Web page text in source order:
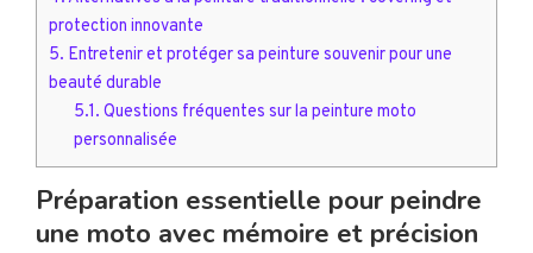
protection innovante
5. Entretenir et protéger sa peinture souvenir pour une
beauté durable
5.1. Questions fréquentes sur la peinture moto
personnalisée
Préparation essentielle pour peindre
une moto avec mémoire et précision